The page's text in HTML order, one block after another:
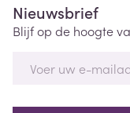
Nieuwsbrief
Blijf op de hoogte